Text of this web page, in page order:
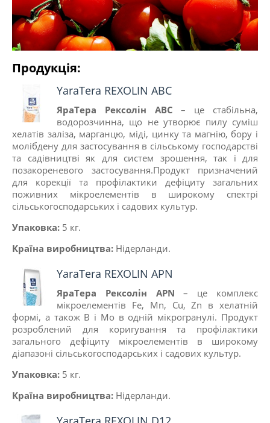
Продукція:
YaraTera REXOLIN ABC
ЯраТера Рексолін АВС – це стабільна,
водорозчинна, що не утворює пилу суміш
хелатів заліза, марганцю, міді, цинку та магнію, бору і
молібдену для застосування в сільському господарстві
та садівництві як для систем зрошення, так і для
позакореневого застосування.Продукт призначений
для корекції та профілактики дефіциту загальних
поживних мікроелементів в широкому спектрі
сільськогосподарських і садових культур.
Упаковка: 5 кг.
Країна виробництва: Нiдерланди.
YaraTera REXOLIN APN
ЯраТера Рексолін APN – це комплекс
мікроелементів Fe, Mn, Cu, Zn в хелатній
формі, а також B і Mo в одній мікрогранулі. Продукт
розроблений для коригування та профілактики
загального дефіциту мікроелементів в широкому
діапазоні сільськогосподарських і садових культур.
Упаковка: 5 кг.
Країна виробництва: Нiдерланди.